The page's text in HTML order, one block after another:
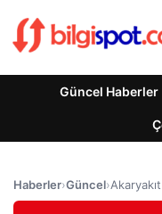
Güncel Haberler
Haberler›Güncel›